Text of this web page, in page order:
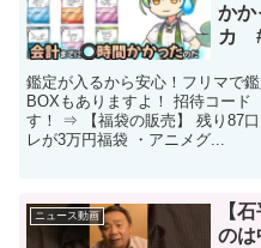
か
カ
鑑定が入るから安心！フリマで
BOXもありますよ！ 招待コード
す！ ⇒ 【福袋の販売】 残り87
レが3万円福袋 ・アニメグ...
ニュース動画
【
のは